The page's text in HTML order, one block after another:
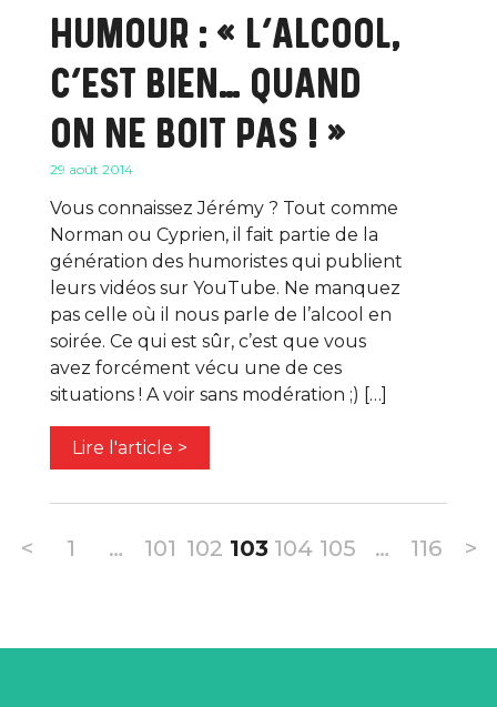
HUMOUR : « L’ALCOOL,
C’EST BIEN… QUAND
ON NE BOIT PAS ! »
29 août 2014
Vous connaissez Jérémy ? Tout comme
Norman ou Cyprien, il fait partie de la
génération des humoristes qui publient
leurs vidéos sur YouTube. Ne manquez
pas celle où il nous parle de l’alcool en
soirée. Ce qui est sûr, c’est que vous
avez forcément vécu une de ces
situations ! A voir sans modération ;) […]
Lire l'article >
< 1 … 101 102 103 104 105 … 116 >